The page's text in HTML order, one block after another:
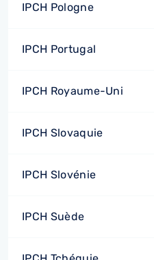
IPCH Pologne
IPCH Portugal
IPCH Royaume-Uni
IPCH Slovaquie
IPCH Slovénie
IPCH Suède